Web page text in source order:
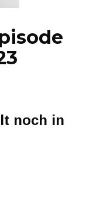
noch in